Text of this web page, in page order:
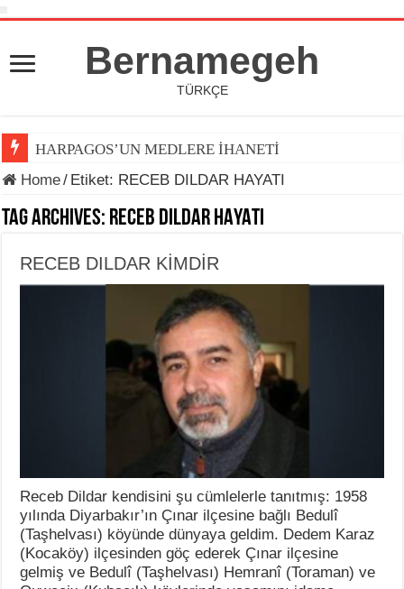
Bernamegeh
TÜRKÇE
HARPAGOS’UN MEDLERE İHANETİ
Home/ Etiket: RECEB DILDAR HAYATI
Tag Archives: RECEB DILDAR HAYATI
RECEB DILDAR KİMDİR
Receb Dildar kendisini şu cümlelerle tanıtmış: 1958
yılında Diyarbakır’ın Çınar ilçesine bağlı Bedulî
(Taşhelvası) köyünde dünyaya geldim. Dedem Karaz
(Kocaköy) ilçesinden göç ederek Çınar ilçesine
gelmiş ve Bedulî (Taşhelvası) Hemranî (Toraman) ve